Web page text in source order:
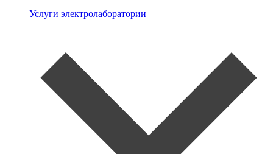
Услуги электролаборатории